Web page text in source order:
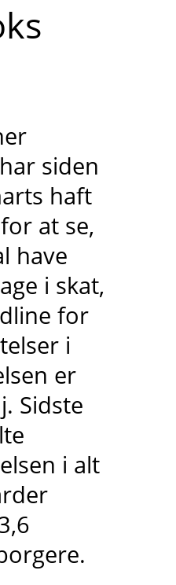
siden
haft
at se,
have
i skat,
for
i
er
Sidste
i alt